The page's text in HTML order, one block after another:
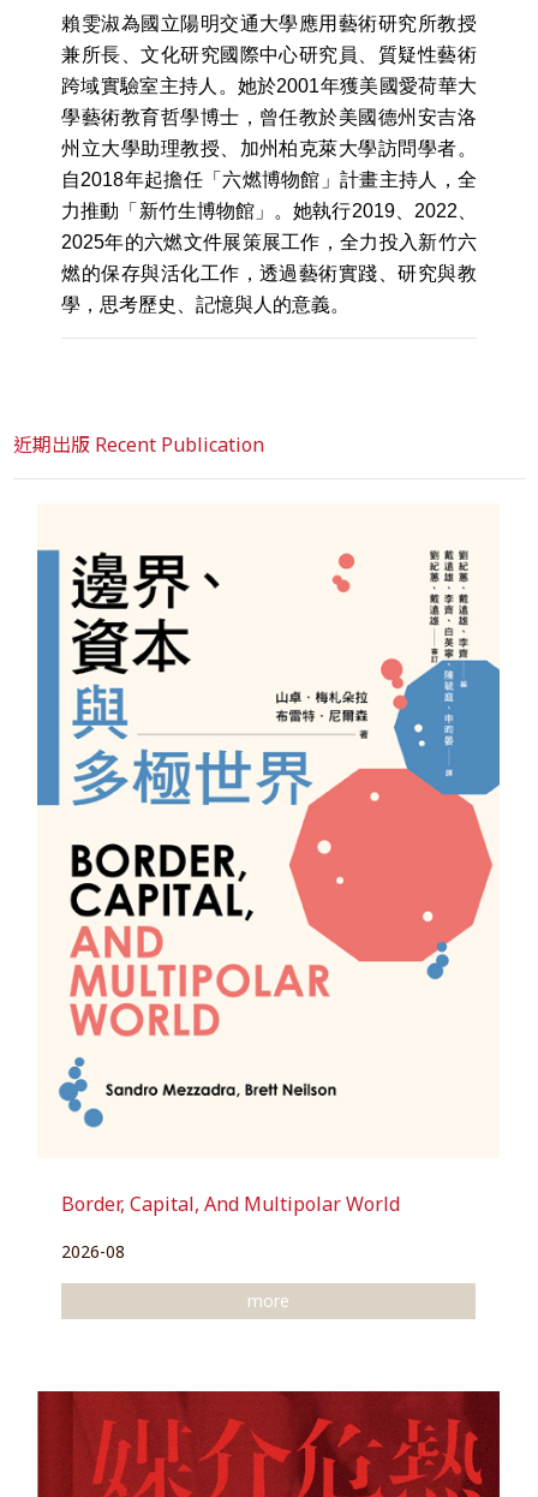
賴雯淑為國立陽明交通大學應用藝術研究所教授
兼所長、文化研究國際中心研究員、質疑性藝術
跨域實驗室主持人。她於2001年獲美國愛荷華大
學藝術教育哲學博士，曾任教於美國德州安吉洛
州立大學助理教授、加州柏克萊大學訪問學者。
自2018年起擔任「六燃博物館」計畫主持人，全
力推動「新竹生博物館」。她執行2019、2022、
2025年的六燃文件展策展工作，全力投入新竹六
燃的保存與活化工作，透過藝術實踐、研究與教
學，思考歷史、記憶與人的意義。
近期出版 Recent Publication
Border, Capital, And Multipolar World
2026-08
more